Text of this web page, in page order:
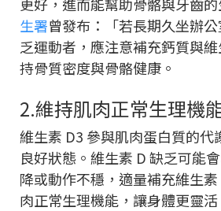
生署曾發布：「若長期久坐辦
乏運動者，應注意補充鈣質與
持骨質密度與骨骼健康。
2.維持肌肉正常生理機
維生素 D3 參與肌肉蛋白質的代
良好狀態。維生素 D 缺乏可能
降或動作不穩，適量補充維生
肉正常生理機能，讓身體更靈活